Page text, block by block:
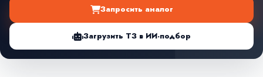
Запросить аналог
Загрузить ТЗ в ИИ-подбор